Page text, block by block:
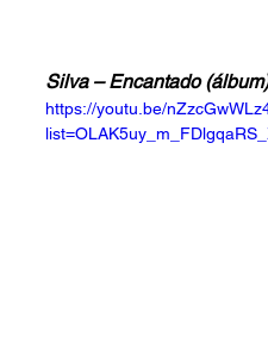
Silva – Encantado (álbum)
https://youtu.be/